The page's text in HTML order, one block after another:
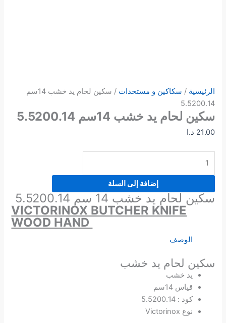
الرئيسية / سكاكين و مستحدات
/ سكين لحام يد خشب 14سم
5.5200.14
سكين لحام يد خشب 14سم 5.5200.14
21.00 د.ا
إضافة إلى السلة
سكين لحام يد خشب 14 سم 5.5200.14
VICTORINOX BUTCHER KNIFE
WOOD HAND
الوصف
سكين لحام يد خشب
يد خشب
قياس 14سم
كود : 5.5200.14
نوع Victorinox